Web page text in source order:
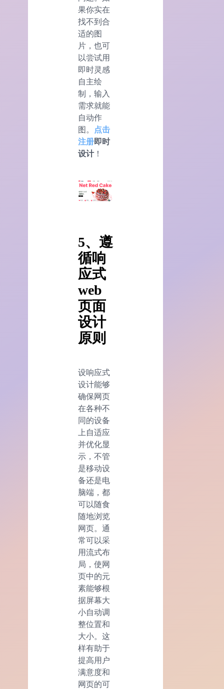
果你实在
找不到合
适的图
片，也可
以尝试用
即时灵感
自主绘
制，输入
需求就能
自动作
图。 点击
注册即时
设计！
5、遵
循响
应式
web
页面
设计
原则
设响应式
设计能够
确保网页
在各种不
同的设备
上自适应
并优化显
示，不管
是移动设
备还是电
脑端，都
可以随食
随地浏览
网页。通
常可以采
用流式布
局，使网
页中的元
素能够根
据屏幕大
小自动调
整位置和
大小。这
样有助于
提高用户
满意度和
网页的可